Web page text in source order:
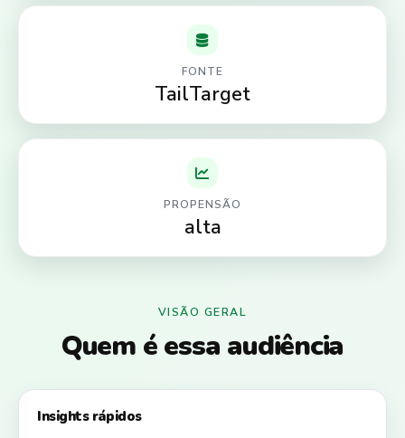
FONTE
TailTarget
PROPENSÃO
alta
VISÃO GERAL
Quem é essa audiência
Insights rápidos